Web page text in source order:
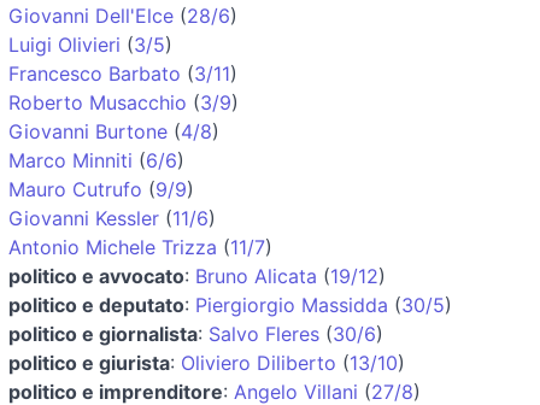
Giovanni Dell'Elce (28/6)
Luigi Olivieri (3/5)
Francesco Barbato (3/11)
Roberto Musacchio (3/9)
Giovanni Burtone (4/8)
Marco Minniti (6/6)
Mauro Cutrufo (9/9)
Giovanni Kessler (11/6)
Antonio Michele Trizza (11/7)
politico e avvocato: Bruno Alicata (19/12)
politico e deputato: Piergiorgio Massidda (30/5)
politico e giornalista: Salvo Fleres (30/6)
politico e giurista: Oliviero Diliberto (13/10)
politico e imprenditore: Angelo Villani (27/8)